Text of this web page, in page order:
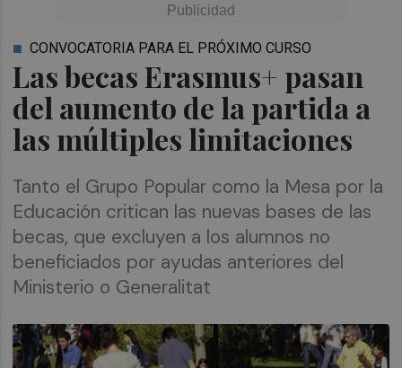
Las becas Erasmus+ pasan
del aumento de la partida a
las múltiples limitaciones
CONVOCATORIA PARA EL PRÓXIMO CURSO
Tanto el Grupo Popular como la Mesa por la
Educación critican las nuevas bases de las
becas, que excluyen a los alumnos no
beneficiados por ayudas anteriores del
Ministerio o Generalitat